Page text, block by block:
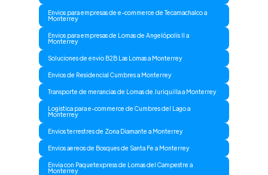
Envios para empresas de e-commerce de Tecamachalco a
Monterrey
Envios para empresas de Lomas de Angelópolis II a
Monterrey
Soluciones de envio B2B Las Lomas a Monterrey
Envios de Residencial Cumbres a Monterrey
Transporte de merancias de Lomas de Juriquilla a Monterrey
Logistica para e-commerce de Cumbres del Lago a
Monterrey
Envios terrestres de Zona Diamante a Monterrey
Envios aereos de Bosques de Santa Fe a Monterrey
Envia con Paquetexpress de Lomas del Campestre a
Monterrey